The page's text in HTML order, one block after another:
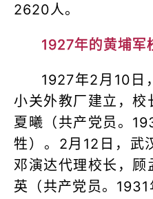
2620人。
1927年的黄埔军
1927年2月10日
小关外教厂建立，校
夏曦（共产党员。
牲）。2月12日，武
邓演达代理校长，顾
英（共产党员。